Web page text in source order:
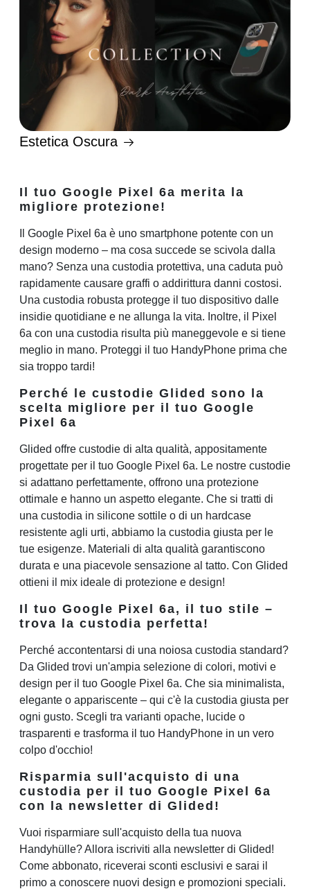
Estetica Oscura
Il tuo Google Pixel 6a merita la
migliore protezione!
Il Google Pixel 6a è uno smartphone potente con un
design moderno – ma cosa succede se scivola dalla
mano? Senza una custodia protettiva, una caduta può
rapidamente causare graffi o addirittura danni costosi.
Una custodia robusta protegge il tuo dispositivo dalle
insidie quotidiane e ne allunga la vita. Inoltre, il Pixel
6a con una custodia risulta più maneggevole e si tiene
meglio in mano. Proteggi il tuo HandyPhone prima che
sia troppo tardi!
Perché le custodie Glided sono la
scelta migliore per il tuo Google
Pixel 6a
Glided offre custodie di alta qualità, appositamente
progettate per il tuo Google Pixel 6a. Le nostre custodie
si adattano perfettamente, offrono una protezione
ottimale e hanno un aspetto elegante. Che si tratti di
una custodia in silicone sottile o di un hardcase
resistente agli urti, abbiamo la custodia giusta per le
tue esigenze. Materiali di alta qualità garantiscono
durata e una piacevole sensazione al tatto. Con Glided
ottieni il mix ideale di protezione e design!
Il tuo Google Pixel 6a, il tuo stile –
trova la custodia perfetta!
Perché accontentarsi di una noiosa custodia standard?
Da Glided trovi un'ampia selezione di colori, motivi e
design per il tuo Google Pixel 6a. Che sia minimalista,
elegante o appariscente – qui c'è la custodia giusta per
ogni gusto. Scegli tra varianti opache, lucide o
trasparenti e trasforma il tuo HandyPhone in un vero
colpo d'occhio!
Risparmia sull'acquisto di una
custodia per il tuo Google Pixel 6a
con la newsletter di Glided!
Vuoi risparmiare sull'acquisto della tua nuova
Handyhülle? Allora iscriviti alla newsletter di Glided!
Come abbonato, riceverai sconti esclusivi e sarai il
primo a conoscere nuovi design e promozioni speciali.